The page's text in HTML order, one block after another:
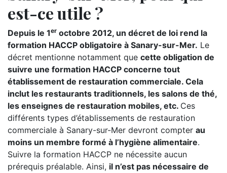
est-ce utile ?
Depuis le 1er octobre 2012, un décret de loi rend la
formation HACCP obligatoire à Sanary-sur-Mer. Le
décret mentionne notamment que cette obligation de
suivre une formation HACCP concerne tout
établissement de restauration commerciale. Cela
inclut les restaurants traditionnels, les salons de thé,
les enseignes de restauration mobiles, etc. Ces
différents types d’établissements de restauration
commerciale à Sanary-sur-Mer devront compter au
moins un membre formé à l’hygiène alimentaire.
Suivre la formation HACCP ne nécessite aucun
prérequis préalable. Ainsi, il n’est pas nécessaire de